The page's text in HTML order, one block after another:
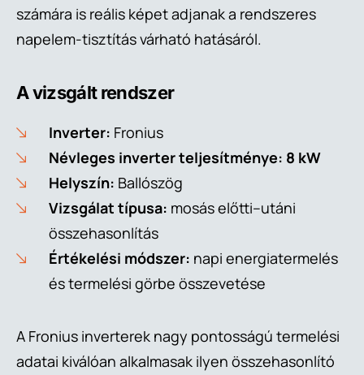
számára is reális képet adjanak a rendszeres
napelem-tisztítás várható hatásáról.
A vizsgált rendszer
Inverter: Fronius
Névleges inverter teljesítménye: 8 kW
Helyszín: Ballószög
Vizsgálat típusa: mosás előtti–utáni
összehasonlítás
Értékelési módszer: napi energiatermelés
és termelési görbe összevetése
A Fronius inverterek nagy pontosságú termelési
adatai kiválóan alkalmasak ilyen összehasonlító